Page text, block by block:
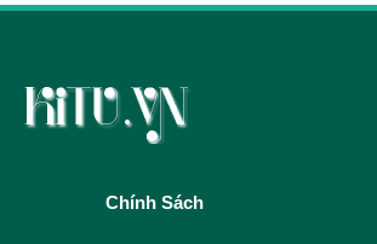
Chính Sách